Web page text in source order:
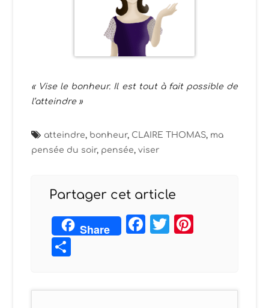
« Vise le bonheur. Il est tout à fait possible de
l’atteindre »
atteindre, bonheur, CLAIRE THOMAS, ma
pensée du soir, pensée,viser
Partager cet article
Share Facebook
Twitter